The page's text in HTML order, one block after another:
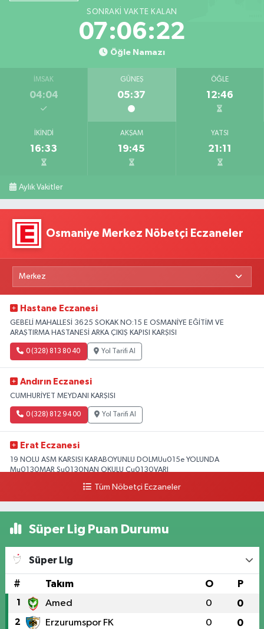
SONRAKI VAKTE KALAN
07:06:21
Öğle Namazı
İMSAK
04:04
GÜNEŞ
05:37
ÖĞLE
12:46
İKINDI
16:33
AKŞAM
19:45
YATSI
21:11
Aylık Vakitler
Osmaniye Merkez Nöbetçi Eczaneler
Hastane Eczanesi
GEBELİ MAHALLESİ 3625 SOKAK NO:15 E OSMANİYE EĞİTİM VE
ARAŞTIRMA HASTANESİ ARKA ÇIKIŞ KAPISI KARŞISI
0 (328) 813 80 40 Yol Tarifi Al
Andırın Eczanesi
CUMHURİYET MEYDANI KARŞISI
0 (328) 812 94 00 Yol Tarifi Al
Erat Eczanesi
19 NOLU ASM KARSISI KARABOYUNLU DOLMUu015e YOLUNDA
Mu0130MAR Su0130NAN OKULU Cu0130VARI
Yol Tarifi Al
Tüm Nöbetçi Eczaneler
Süper Lig Puan Durumu
Süper Lig
# Takım O P
1 Amed 0 0
2 Erzurumspor FK 0 0